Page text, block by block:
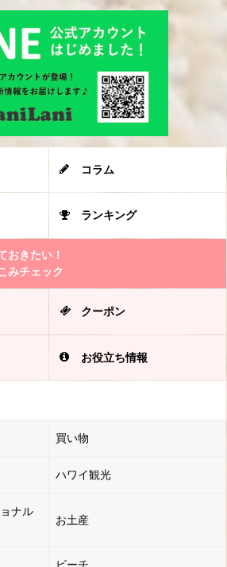
コラム
ランキング
おきたい！
みチェック
クーポン
お役立ち情報
買い物
ハワイ観光
ナル
お土産